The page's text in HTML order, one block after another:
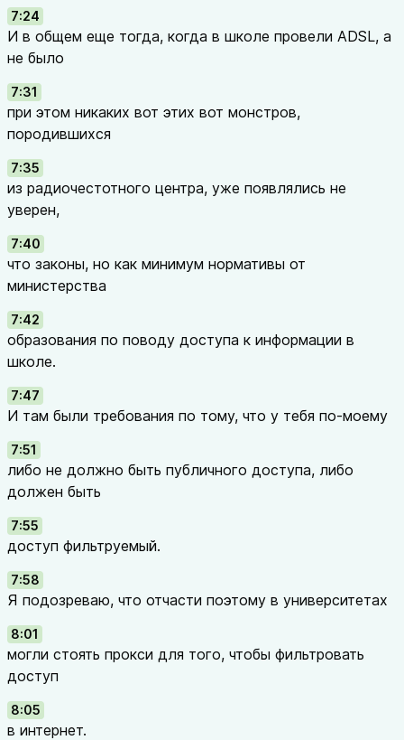
7:24
И в общем еще тогда, когда в школе провели ADSL, а
не было
7:31
при этом никаких вот этих вот монстров,
породившихся
7:35
из радиочестотного центра, уже появлялись не
уверен,
7:40
что законы, но как минимум нормативы от
министерства
7:42
образования по поводу доступа к информации в
школе.
7:47
И там были требования по тому, что у тебя по-моему
7:51
либо не должно быть публичного доступа, либо
должен быть
7:55
доступ фильтруемый.
7:58
Я подозреваю, что отчасти поэтому в университетах
8:01
могли стоять прокси для того, чтобы фильтровать
доступ
8:05
в интернет.